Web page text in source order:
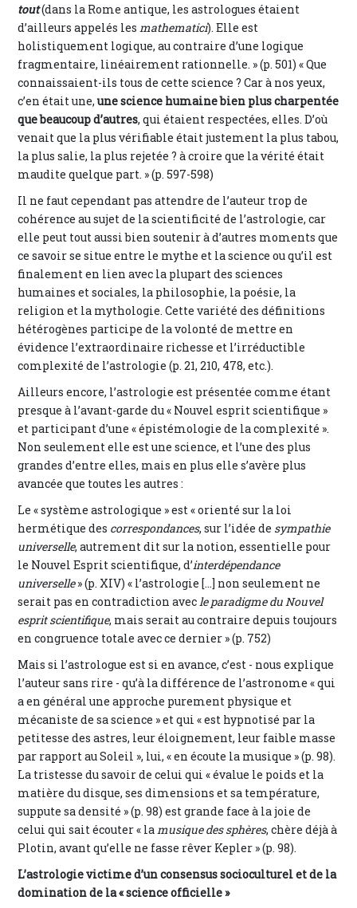
tout(dans la Rome antique, les astrologues étaient
d’ailleurs appelés les mathematici). Elle est
holistiquement logique, au contraire d’une logique
fragmentaire, linéairement rationnelle. » (p. 501) « Que
connaissaient-ils tous de cette science ? Car à nos yeux,
c’en était une,une science humaine bien plus charpentée
que beaucoup d’autres, qui étaient respectées, elles. D’où
venait que la plus vérifiable était justement la plus tabou,
la plus salie, la plus rejetée ? à croire que la vérité était
maudite quelque part. » (p. 597-598)
Il ne faut cependant pas attendre de l’auteur trop de
cohérence au sujet de la scientificité de l’astrologie, car
elle peut tout aussi bien soutenir à d’autres moments que
ce savoir se situe entre le mythe et la science ou qu’il est
finalement en lien avec la plupart des sciences
humaines et sociales, la philosophie, la poésie, la
religion et la mythologie. Cette variété des définitions
hétérogènes participe de la volonté de mettre en
évidence l’extraordinaire richesse et l’irréductible
complexité de l’astrologie (p. 21, 210, 478, etc.).
Ailleurs encore, l’astrologie est présentée comme étant
presque à l’avant-garde du « Nouvel esprit scientifique »
et participant d’une « épistémologie de la complexité ».
Non seulement elle est une science, et l’une des plus
grandes d’entre elles, mais en plus elle s’avère plus
avancée que toutes les autres :
Le « système astrologique » est « orienté sur la loi
hermétique des correspondances, sur l’idée de sympathie
universelle, autrement dit sur la notion, essentielle pour
le Nouvel Esprit scientifique, d’interdépendance
universelle» (p. XIV) « l’astrologie [...] non seulement ne
serait pas en contradiction avec le paradigme du Nouvel
esprit scientifique, mais serait au contraire depuis toujours
en congruence totale avec ce dernier » (p. 752)
Mais si l’astrologue est si en avance, c’est - nous explique
l’auteur sans rire - qu’à la différence de l’astronome « qui
a en général une approche purement physique et
mécaniste de sa science » et qui « est hypnotisé par la
petitesse des astres, leur éloignement, leur faible masse
par rapport au Soleil », lui, « en écoute la musique » (p. 98).
La tristesse du savoir de celui qui « évalue le poids et la
matière du disque, ses dimensions et sa température,
suppute sa densité » (p. 98) est grande face à la joie de
celui qui sait écouter « la musique des sphères, chère déjà à
Plotin, avant qu’elle ne fasse rêver Kepler » (p. 98).
L’astrologie victime d’un consensus socioculturel et de la
domination de la « science officielle »